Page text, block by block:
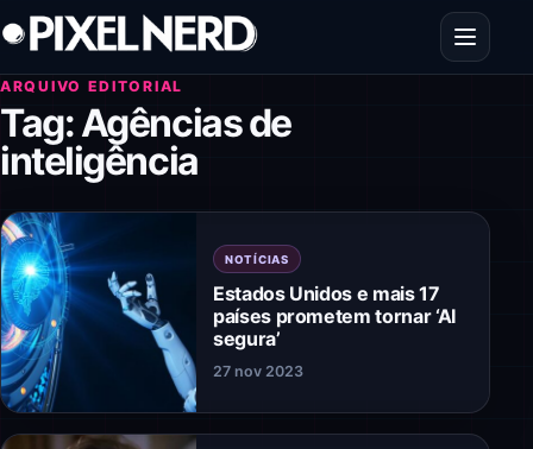
Pular para o conteúdo
Abrir
ARQUIVO EDITORIAL
Tag:Agências de
inteligência
NOTÍCIAS
Estados Unidos e mais 17
países prometem tornar ‘AI
segura’
27 nov 2023